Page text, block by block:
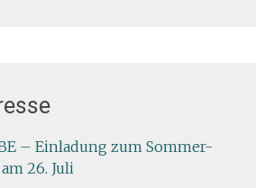
– Einladung zum Sommer-
26. Juli